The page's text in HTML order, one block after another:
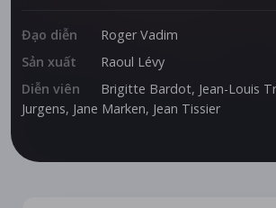
Đạo diễn
Roger Vadim
Sản xuất
Raoul Lévy
Diễn viên
Brigitte Bardot, Jean-Louis
Jurgens, Jane Marken, Jean Tissier